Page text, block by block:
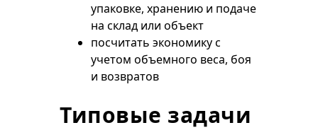
упаковке, хранению и подаче
на склад или объект
посчитать экономику с
учетом объемного веса, боя
и возвратов
Типовые задачи